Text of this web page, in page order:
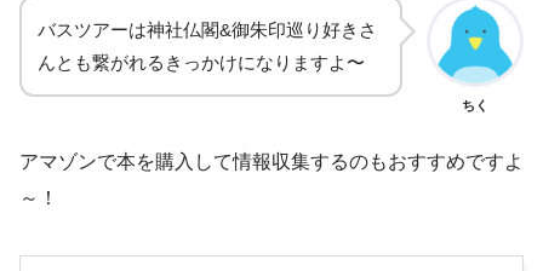
バスツアーは神社仏閣&御朱印巡り好きさ
んとも繋がれるきっかけになりますよ〜
ちく
アマゾンで本を購入して情報収集するのもおすすめですよ
～！